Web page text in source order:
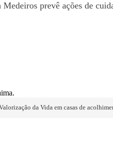
prevê ações de
da Vida em casas de